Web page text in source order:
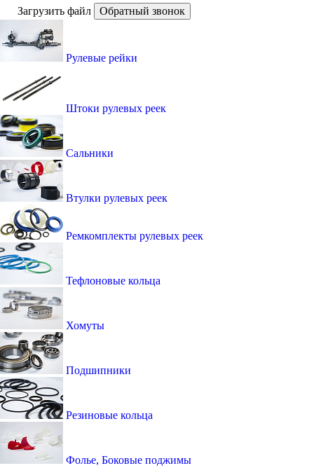
Загрузить файл
Обратный звонок
Рулевые рейки
Штоки рулевых реек
Сальники
Втулки рулевых реек
Ремкомплекты рулевых реек
Тефлоновые кольца
Хомуты
Подшипники
Резиновые кольца
Фолье, Боковые поджимы